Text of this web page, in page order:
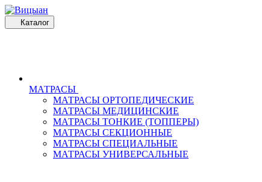
Каталог
МАТРАСЫ
МАТРАСЫ ОРТОПЕДИЧЕСКИЕ
МАТРАСЫ МЕДИЦИНСКИЕ
МАТРАСЫ ТОНКИЕ (ТОППЕРЫ)
МАТРАСЫ СЕКЦИОННЫЕ
МАТРАСЫ СПЕЦИАЛЬНЫЕ
МАТРАСЫ УНИВЕРСАЛЬНЫЕ